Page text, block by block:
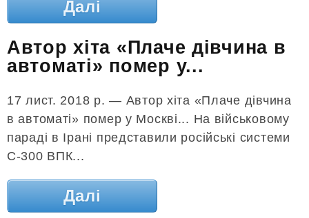
Далі
Автор хіта «Плаче дівчина в
автоматі» помер у...
17 лист. 2018 р. — Автор хіта «Плаче дівчина
в автоматі» помер у Москві... На військовому
параді в Ірані представили російські системи
С-300 ВПК...
Далі